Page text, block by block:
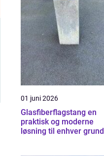
01 juni 2026
Glasfiberflagstang en
praktisk og moderne
løsning til enhver grund